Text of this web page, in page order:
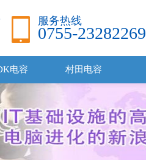
服务热线
0755-23282269
电容 村田电容